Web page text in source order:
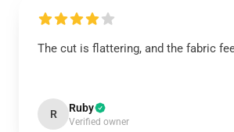
The cut is flattering, and the fabric
R Ruby
Verified owner